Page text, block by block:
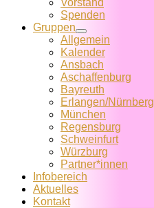
Vorstand
Spenden
Gruppen
Allgemein
Kalender
Ansbach
Aschaffenburg
Bayreuth
Erlangen/Nürnberg
München
Regensburg
Schweinfurt
Würzburg
Partner*innen
Infobereich
Aktuelles
Kontakt